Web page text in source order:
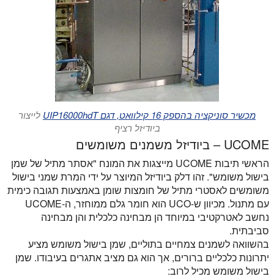
מכשיר סוניקציה בהספק 16 קילוואט, דגם UIP16000hdT
לייצור
ביודיזל רציף
UCOME – ביודיזל משמנים משומשים
הראשי תיבות UCOME מייצגות את המונח "אסתר מתיל של שמן
בישול משומש". זהו דלק ביודיזל המיוצר על ידי המרת שמני בישול
משומשים לאסטרי מתיל של חומצות שומן באמצעות תגובה כימית
עם מתנול. מכיוון ש-UCO הוא חומר גלם ממוחזר, ה-UCOME
נחשב לאטרקטיבי במיוחד הן מבחינה כלכלית והן מבחינה
סביבתית.
בהשוואה לשמנים צמחיים בתוליים, שמן בישול משומש מציע
יתרונות כלכליים ברורים, אך הוא גם מציב אתגרים בעיבודו. שמן
בישול משומש מכיל לרוב: